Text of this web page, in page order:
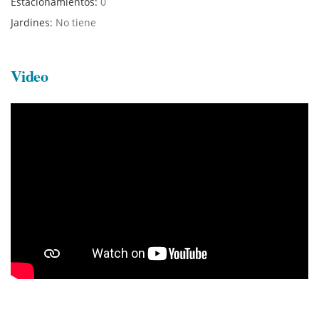
Jardines: No tiene
Video